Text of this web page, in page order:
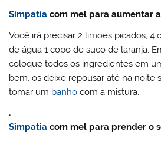
Simpatia com mel para aumentar
Você irá precisar 2 limões picados, 4
de água 1 copo de suco de laranja.
coloque todos os ingredientes em
bem, os deixe repousar até na noite
tomar um banho com a mistura.
.
Simpatia com mel para prender o